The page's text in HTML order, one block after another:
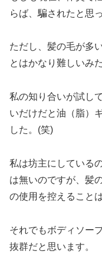
らば、騙されたと思
ただし、髪の毛が多
とはかなり難しいみ
私の知り合いが試し
いだけだと油（脂）
した。(笑)
私は坊主にしている
は無いのですが、髪
の使用を控えること
それでもボディソー
抜群だと思います。